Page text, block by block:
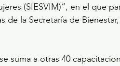
(SIESVIM)”, en el que
de la Secretaría de
suma a otras 40